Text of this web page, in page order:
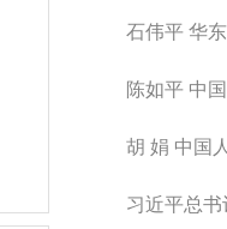
石伟平 华东
陈如平 中国
胡 娟 中国人
习近平总书记